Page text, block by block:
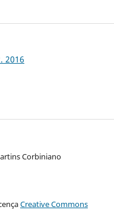
2016
Corbiniano
Creative Commons